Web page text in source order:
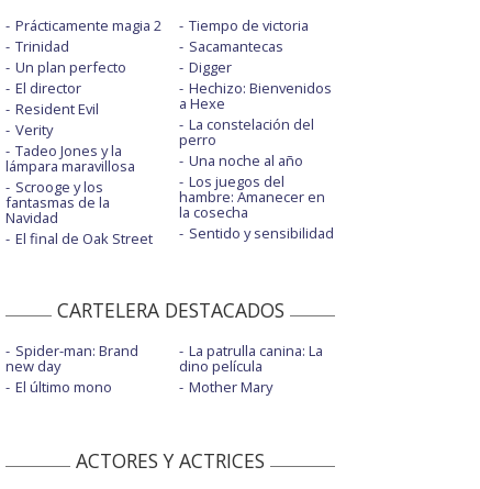
Prácticamente magia 2
Trinidad
Un plan perfecto
El director
Resident Evil
Verity
Tadeo Jones y la
lámpara maravillosa
Scrooge y los
fantasmas de la
Navidad
El final de Oak Street
Tiempo de victoria
Sacamantecas
Digger
Hechizo: Bienvenidos
a Hexe
La constelación del
perro
Una noche al año
Los juegos del
hambre: Amanecer en
la cosecha
Sentido y sensibilidad
CARTELERA DESTACADOS
Spider-man: Brand
new day
El último mono
La patrulla canina: La
dino película
Mother Mary
ACTORES Y ACTRICES